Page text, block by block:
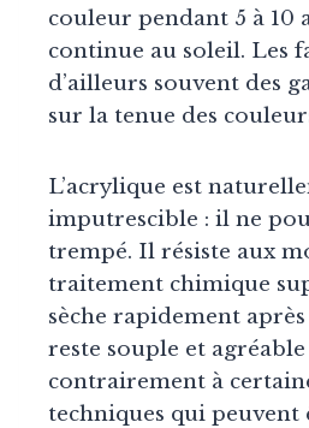
couleur pendant 5 à 10
continue au soleil. Les
d’ailleurs souvent des
sur la tenue des
L’acrylique est
imputrescible : il ne
trempé. Il résiste aux
traitement chimique
sèche rapidement
reste souple et
contrairement à
techniques qui peuvent